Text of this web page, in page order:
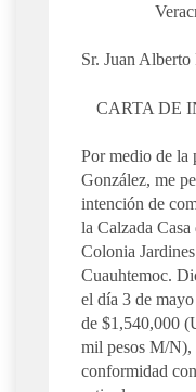
Sr. Juan Alberto
CARTA DE
Por medio de la
González, me
intención de
la Calzada
Colonia
Cuauhtemoc.
el día 3 de
de $1,540,000
mil pesos M/N),
conformidad